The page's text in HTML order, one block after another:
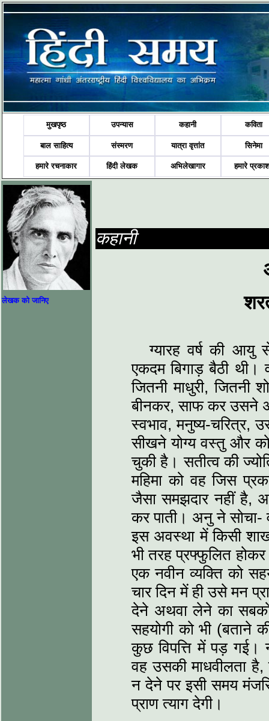
मुखपृष्ठ उपन्यास कहानी कविता
बाल साहित्य संस्मरण यात्रा वृत्तांत सिनेमा
हमारे रचनाकार हिंदी लेखक अभिलेखागार हमारे
लेखक को जानिए
कहानी
ग्यारह वर्ष की आयु
एकदम बिगाड़ बैठी
जितनी माधुरी, जितनी
बीनकर, साफ कर उसने
स्वभाव, मनुष्य-चरित्र,
सीखने योग्य वस्तु और
चुकी है। सतीत्व की
महिमा को वह जिस
जैसा समझदार नहीं है,
कर पाती। अनु ने सोचा-
इस अवस्था में किसी
भी तरह प्रफ्फुलित
एक नवीन व्यक्ति को
चार दिन में ही उसे मन
देने अथवा लेने का
सहयोगी को भी (बताने
कुछ विपत्ति में पड़ गई।
वह उसकी माधवीलता
न देने पर इसी समय
प्राण त्याग देगी।